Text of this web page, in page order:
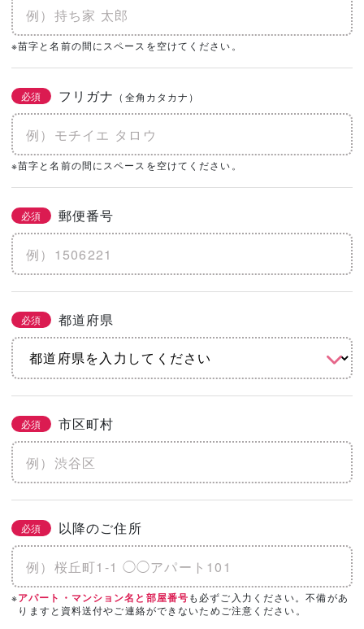
※苗字と名前の間にスペースを空けてください。
必須 フリガナ （全角カタカナ）
※苗字と名前の間にスペースを空けてください。
必須 郵便番号
必須 都道府県
必須 市区町村
必須 以降のご住所
※アパート・マンション名と部屋番号も必ずご入力ください。不備があ
りますと資料送付やご連絡ができないためご注意ください。